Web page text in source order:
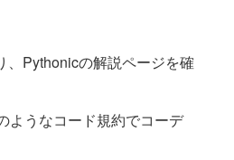
、Pythonicの解説ページを確
ようなコード規約でコーデ